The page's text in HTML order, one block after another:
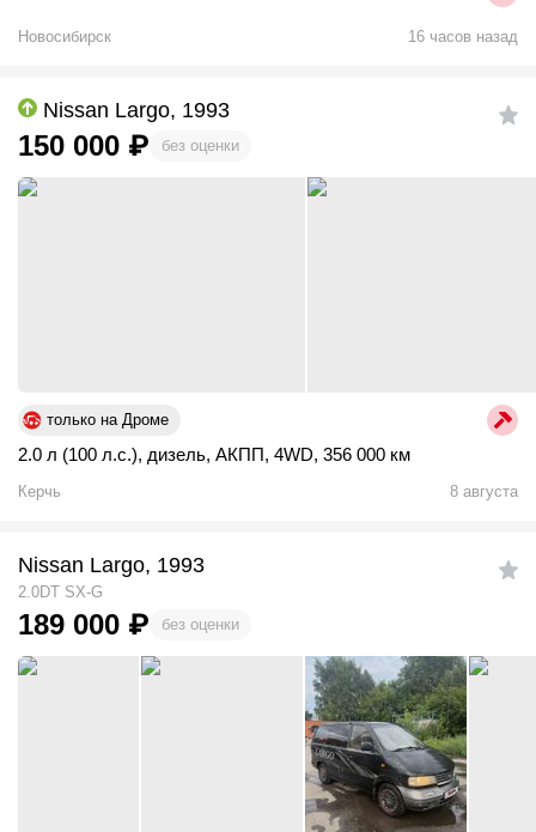
Новосибирск 16 часов назад
Nissan Largo, 1993
150 000 ₽ без оценки
только на Дроме
2.0 л (100 л.с.), дизель, АКПП, 4WD, 356 000 км
Керчь 8 августа
Nissan Largo, 1993
2.0DT SX-G
189 000 ₽ без оценки